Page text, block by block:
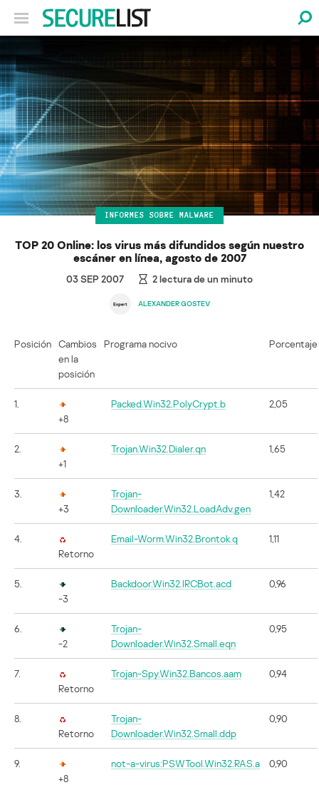
INFORMES SOBRE MALWARE
TOP 20 Online: los virus más difundidos según nuestro
escáner en línea, agosto de 2007
03 SEP 2007 2lectura de un minuto
ALEXANDER GOSTEV
Posición Cambios
en la
posición
Programa nocivo Porcentaje
1.
+8
Packed.Win32.PolyCrypt.b 2,05
2.
+1
Trojan.Win32.Dialer.qn 1,65
3.
+3
Trojan-
Downloader.Win32.LoadAdv.gen
1,42
4.
Retorno
Email-Worm.Win32.Brontok.q 1,11
5.
-3
Backdoor.Win32.IRCBot.acd 0,96
6.
-2
Trojan-
Downloader.Win32.Small.eqn
0,95
7.
Retorno
Trojan-Spy.Win32.Bancos.aam 0,94
8.
Retorno
Trojan-
Downloader.Win32.Small.ddp
0,90
9.
+8
not-a-virus:PSWTool.Win32.RAS.a 0,90